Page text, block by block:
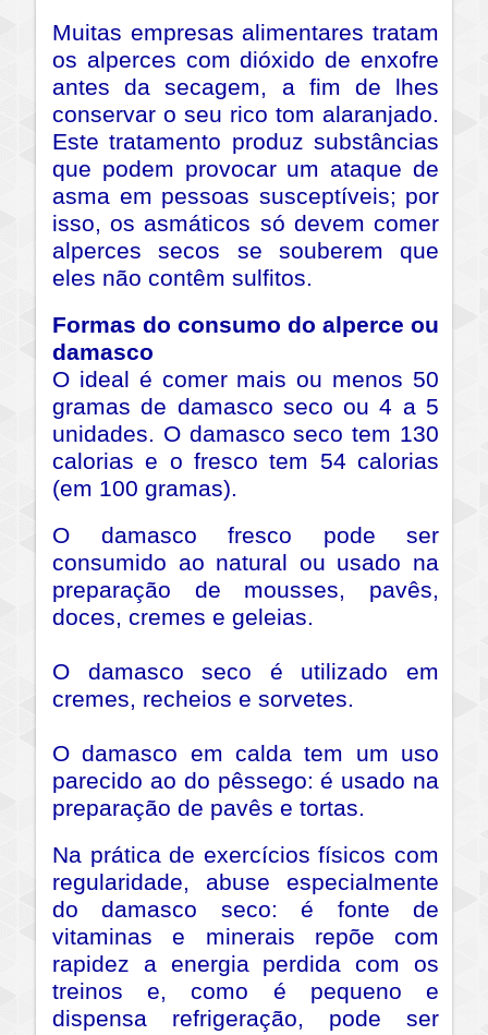
Muitas empresas alimentares tratam
os alperces com dióxido de enxofre
antes da secagem, a fim de lhes
conservar o seu rico tom alaranjado.
Este tratamento produz substâncias
que podem provocar um ataque de
asma em pessoas susceptíveis; por
isso, os asmáticos só devem comer
alperces secos se souberem que
eles não contêm sulfitos.
Formas do consumo do alperce ou
damasco
O ideal é comer mais ou menos 50
gramas de damasco seco ou 4 a 5
unidades. O damasco seco tem 130
calorias e o fresco tem 54 calorias
(em 100 gramas).
O damasco fresco pode ser
consumido ao natural ou usado na
preparação de mousses, pavês,
doces, cremes e geleias.
O damasco seco é utilizado em
cremes, recheios e sorvetes.
O damasco em calda tem um uso
parecido ao do pêssego: é usado na
preparação de pavês e tortas.
Na prática de exercícios físicos com
regularidade, abuse especialmente
do damasco seco: é fonte de
vitaminas e minerais repõe com
rapidez a energia perdida com os
treinos e, como é pequeno e
dispensa refrigeração, pode ser